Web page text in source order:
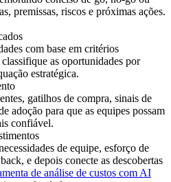
premissas, riscos e próximas ações.
com base em critérios
as oportunidades por
estratégica.
gatilhos de compra, sinais de
adoção para que as equipes possam
confiável.
de equipe, esforço de
e depois conecte as descobertas
de análise de custos com AI